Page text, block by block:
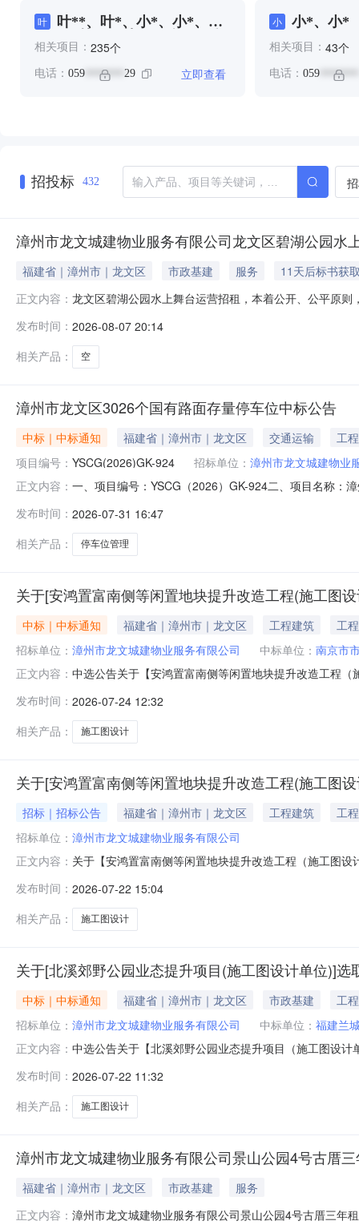
叶
叶**、叶*、小*、小*、小
相关项目： 235个
电话： 059 ******* 29 立即查看
小 小*、小*
相关项目： 43个
电话： 059*******
招投标 432
漳州市龙文城建物业服务有限公司龙文区碧湖公园水
福建省｜漳州市｜龙文区 市政基建 服务
11天后标书获
正文内容： 龙文区碧湖公园水上舞台运营招租，本着公开、公平原
需进行扩容，由中标方自行解决）。三、竞租方式：招
营方占30%”的基础上，加价幅度以1
发布时间： 2026-08-07 20:14
相关产品：
空
漳州市龙文区3026个国有路面存量停车位中标公告
中标｜中标通知 福建省｜漳州市｜龙文区 交通运输
工程
项目编号： YSCG(2026)GK-924 招标单位： 漳州市龙文城建物业
正文内容： 一、项目编号：YSCG（2026）GK-924二、项目名称：
以上至70万元（含）投标人分润比例为70%；月停车费
新泊乐停车技术有
发布时间： 2026-07-31 16:47
相关产品：
停车位管理
关于[安鸿置富南侧等闲置地块提升改造工程(施工图
中标｜中标通知 福建省｜漳州市｜龙文区 工程建筑
工程
招标单位： 漳州市龙文城建物业服务有限公司 中标单位： 南京市
正文内容： 中选公告关于【安鸿置富南侧等闲置地块提升改造工程
名称：张伟鸿选中中介日期：2026-07-2411:57服务事
额
发布时间： 2026-07-24 12:32
相关产品：
施工图设计
关于[安鸿置富南侧等闲置地块提升改造工程(施工图
招标｜招标公告 福建省｜漳州市｜龙文区 工程建筑
工程
招标单位： 漳州市龙文城建物业服务有限公司
正文内容： 关于【安鸿置富南侧等闲置地块提升改造工程（施工图
安鸿置富南侧等闲置地块提升改造工程（施工图设计）
订书
发布时间： 2026-07-22 15:04
相关产品：
施工图设计
关于[北溪郊野公园业态提升项目(施工图设计单位)]
中标｜中标通知 福建省｜漳州市｜龙文区 市政基建
工程
招标单位： 漳州市龙文城建物业服务有限公司 中标单位： 福建兰
正文内容： 中选公告关于【北溪郊野公园业态提升项目（施工图设
中中介日期：2026-07-2018:39服务事项：施工图设计
发布时间： 2026-07-22 11:32
相关产品：
施工图设计
漳州市龙文城建物业服务有限公司景山公园4号古厝
福建省｜漳州市｜龙文区 市政基建
服务
正文内容： 漳州市龙文城建物业服务有限公司景山公园4号古厝三年